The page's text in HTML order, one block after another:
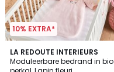
10% EXTRA*
LA REDOUTE INTERIEURS
Moduleerbare bedrand in bio
4,6
/ 5